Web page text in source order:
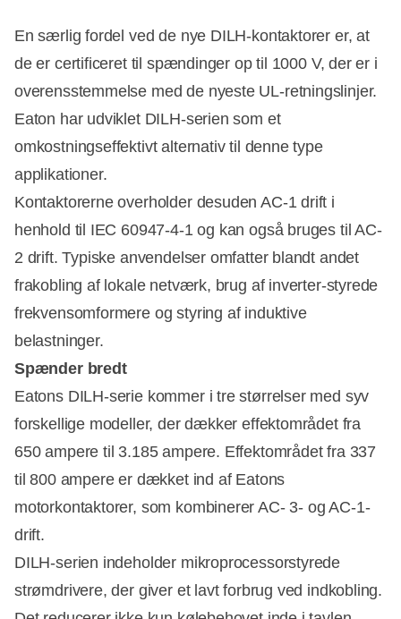
En særlig fordel ved de nye DILH-kontaktorer er, at
de er certificeret til spændinger op til 1000 V, der er i
overensstemmelse med de nyeste UL-retningslinjer.
Eaton har udviklet DILH-serien som et
omkostningseffektivt alternativ til denne type
applikationer.
Kontaktorerne overholder desuden AC-1 drift i
henhold til IEC 60947-4-1 og kan også bruges til AC-
2 drift. Typiske anvendelser omfatter blandt andet
frakobling af lokale netværk, brug af inverter-styrede
frekvensomformere og styring af induktive
belastninger.
Spænder bredt
Eatons DILH-serie kommer i tre størrelser med syv
forskellige modeller, der dækker effektområdet fra
650 ampere til 3.185 ampere. Effektområdet fra 337
til 800 ampere er dækket ind af Eatons
motorkontaktorer, som kombinerer AC- 3- og AC-1-
drift.
DILH-serien indeholder mikroprocessorstyrede
strømdrivere, der giver et lavt forbrug ved indkobling.